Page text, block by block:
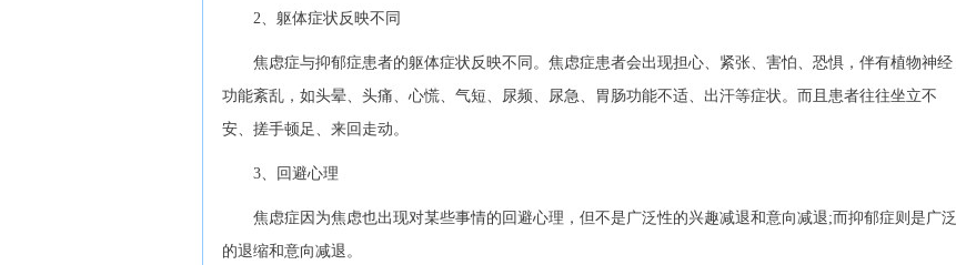
2、躯体症状反映不同
焦虑症与抑郁症患者的躯体症状反映不同。焦虑症患者会出现担心、紧张、害怕、恐惧，伴有植物神经
功能紊乱，如头晕、头痛、心慌、气短、尿频、尿急、胃肠功能不适、出汗等症状。而且患者往往坐立不
安、搓手顿足、来回走动。
3、回避心理
焦虑症因为焦虑也出现对某些事情的回避心理，但不是广泛性的兴趣减退和意向减退;而抑郁症则是广泛
的退缩和意向减退。